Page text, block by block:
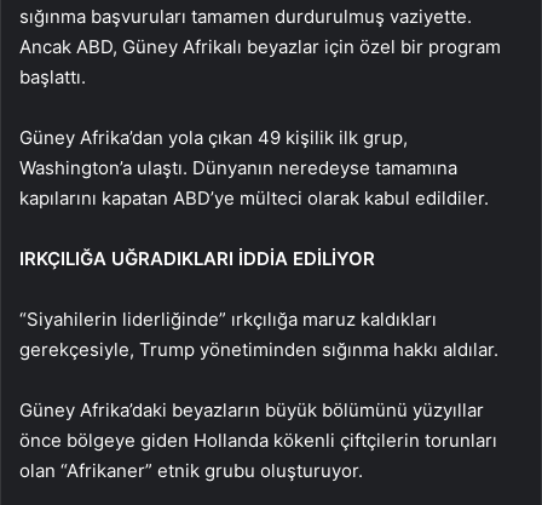
sığınma başvuruları tamamen durdurulmuş vaziyette.
Ancak ABD, Güney Afrikalı beyazlar için özel bir program
başlattı.
Güney Afrika’dan yola çıkan 49 kişilik ilk grup,
Washington’a ulaştı. Dünyanın neredeyse tamamına
kapılarını kapatan ABD’ye mülteci olarak kabul edildiler.
IRKÇILIĞA UĞRADIKLARI İDDİA EDİLİYOR
“Siyahilerin liderliğinde” ırkçılığa maruz kaldıkları
gerekçesiyle, Trump yönetiminden sığınma hakkı aldılar.
Güney Afrika’daki beyazların büyük bölümünü yüzyıllar
önce bölgeye giden Hollanda kökenli çiftçilerin torunları
olan “Afrikaner” etnik grubu oluşturuyor.